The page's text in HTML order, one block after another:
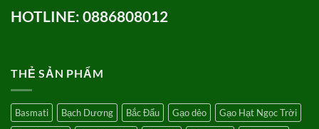
HOTLINE: 0886808012
THẺ SẢN PHẨM
Basmati Bạch Dương Bắc Đẩu Gạo dẻo
Gạo Hạt Ngọc Trời